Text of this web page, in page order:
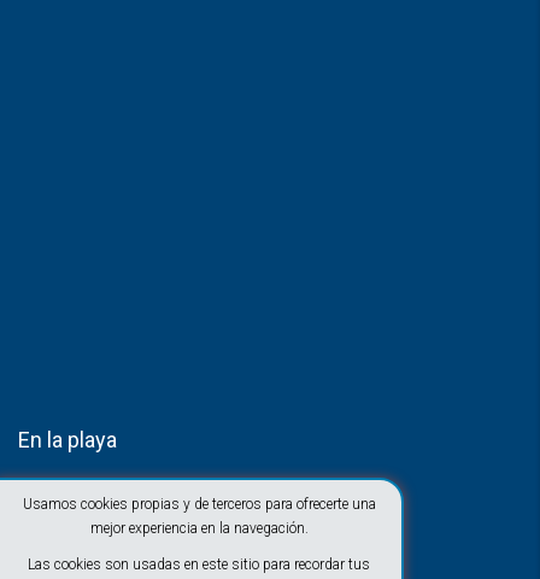
Usamos cookies propias y de terceros para ofrecerte una
mejor experiencia en la navegación.
Las cookies son usadas en este sitio para recordar tus
En la playa